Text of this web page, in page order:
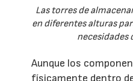
Las torres de
en diferentes alturas
necesidades
Aunque los
físicamente dentro